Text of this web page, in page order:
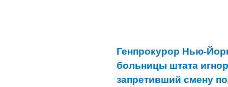
Генпрокурор Нью-
больницы штата
запретивший смену